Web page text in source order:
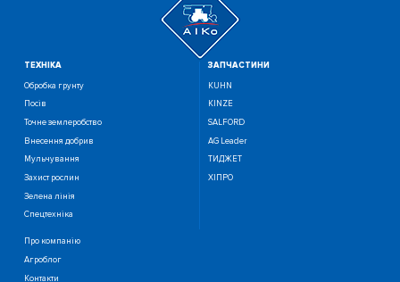
ТЕХНIКА
Обробка грунту
Посiв
Точне землеробство
Внесення добрив
Мульчування
Захист рослин
Зелена лінія
Спецтехніка
ЗАПЧАСТИНИ
KUHN
KINZE
SALFORD
AG Leader
ТИДЖЕТ
ХІПРО
Про компанію
Агроблог
Контакти